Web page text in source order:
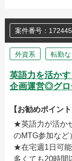
案件番号：
外資系 転勤な
英語力を活か
企画運営◎グロ
【お勧めポイント
★英語力が活か
のMTG参加など
★在宅週1日可能
多くても20時間